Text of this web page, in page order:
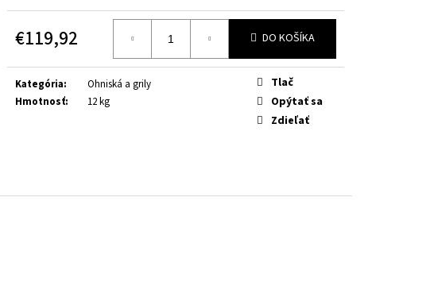
€119,92
cena:
DO KOŠÍKA
Kategória:
Ohniská a grily
Hmotnosť: 12 kg
Tlač
Opýtať sa
Zdieľať